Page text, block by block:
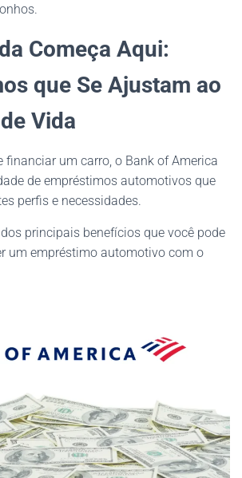
Começa Aqui:
que Se Ajustam ao
Vida
financiar um carro, o Bank of America
de empréstimos automotivos que
perfis e necessidades.
principais benefícios que você pode
um empréstimo automotivo com o